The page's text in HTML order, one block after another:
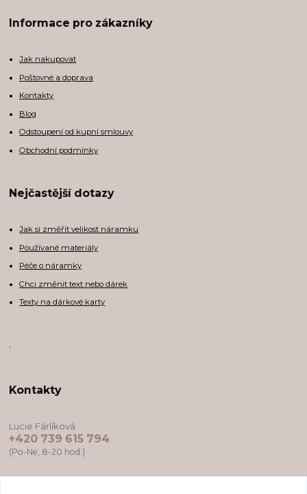
Informace pro zákazníky
Jak nakupovat
Poštovné a doprava
Kontakty
Blog
Odstoupení od kupní smlouvy
Obchodní podmínky
Nejčastější dotazy
Jak si změřit velikost náramku
Používané materiály
Péče o náramky
Chci změnit text nebo dárek
Texty na dárkové karty
,
Kontakty
Lucie Fárlíková
+420 739 615 794
(Po-Ne, 8-20 hod.)